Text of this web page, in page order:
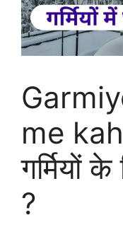
me
गर्मियों
?